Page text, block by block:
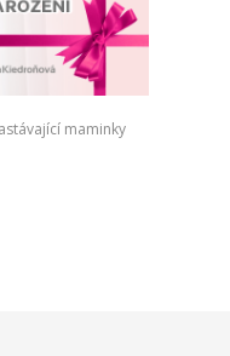
maminky